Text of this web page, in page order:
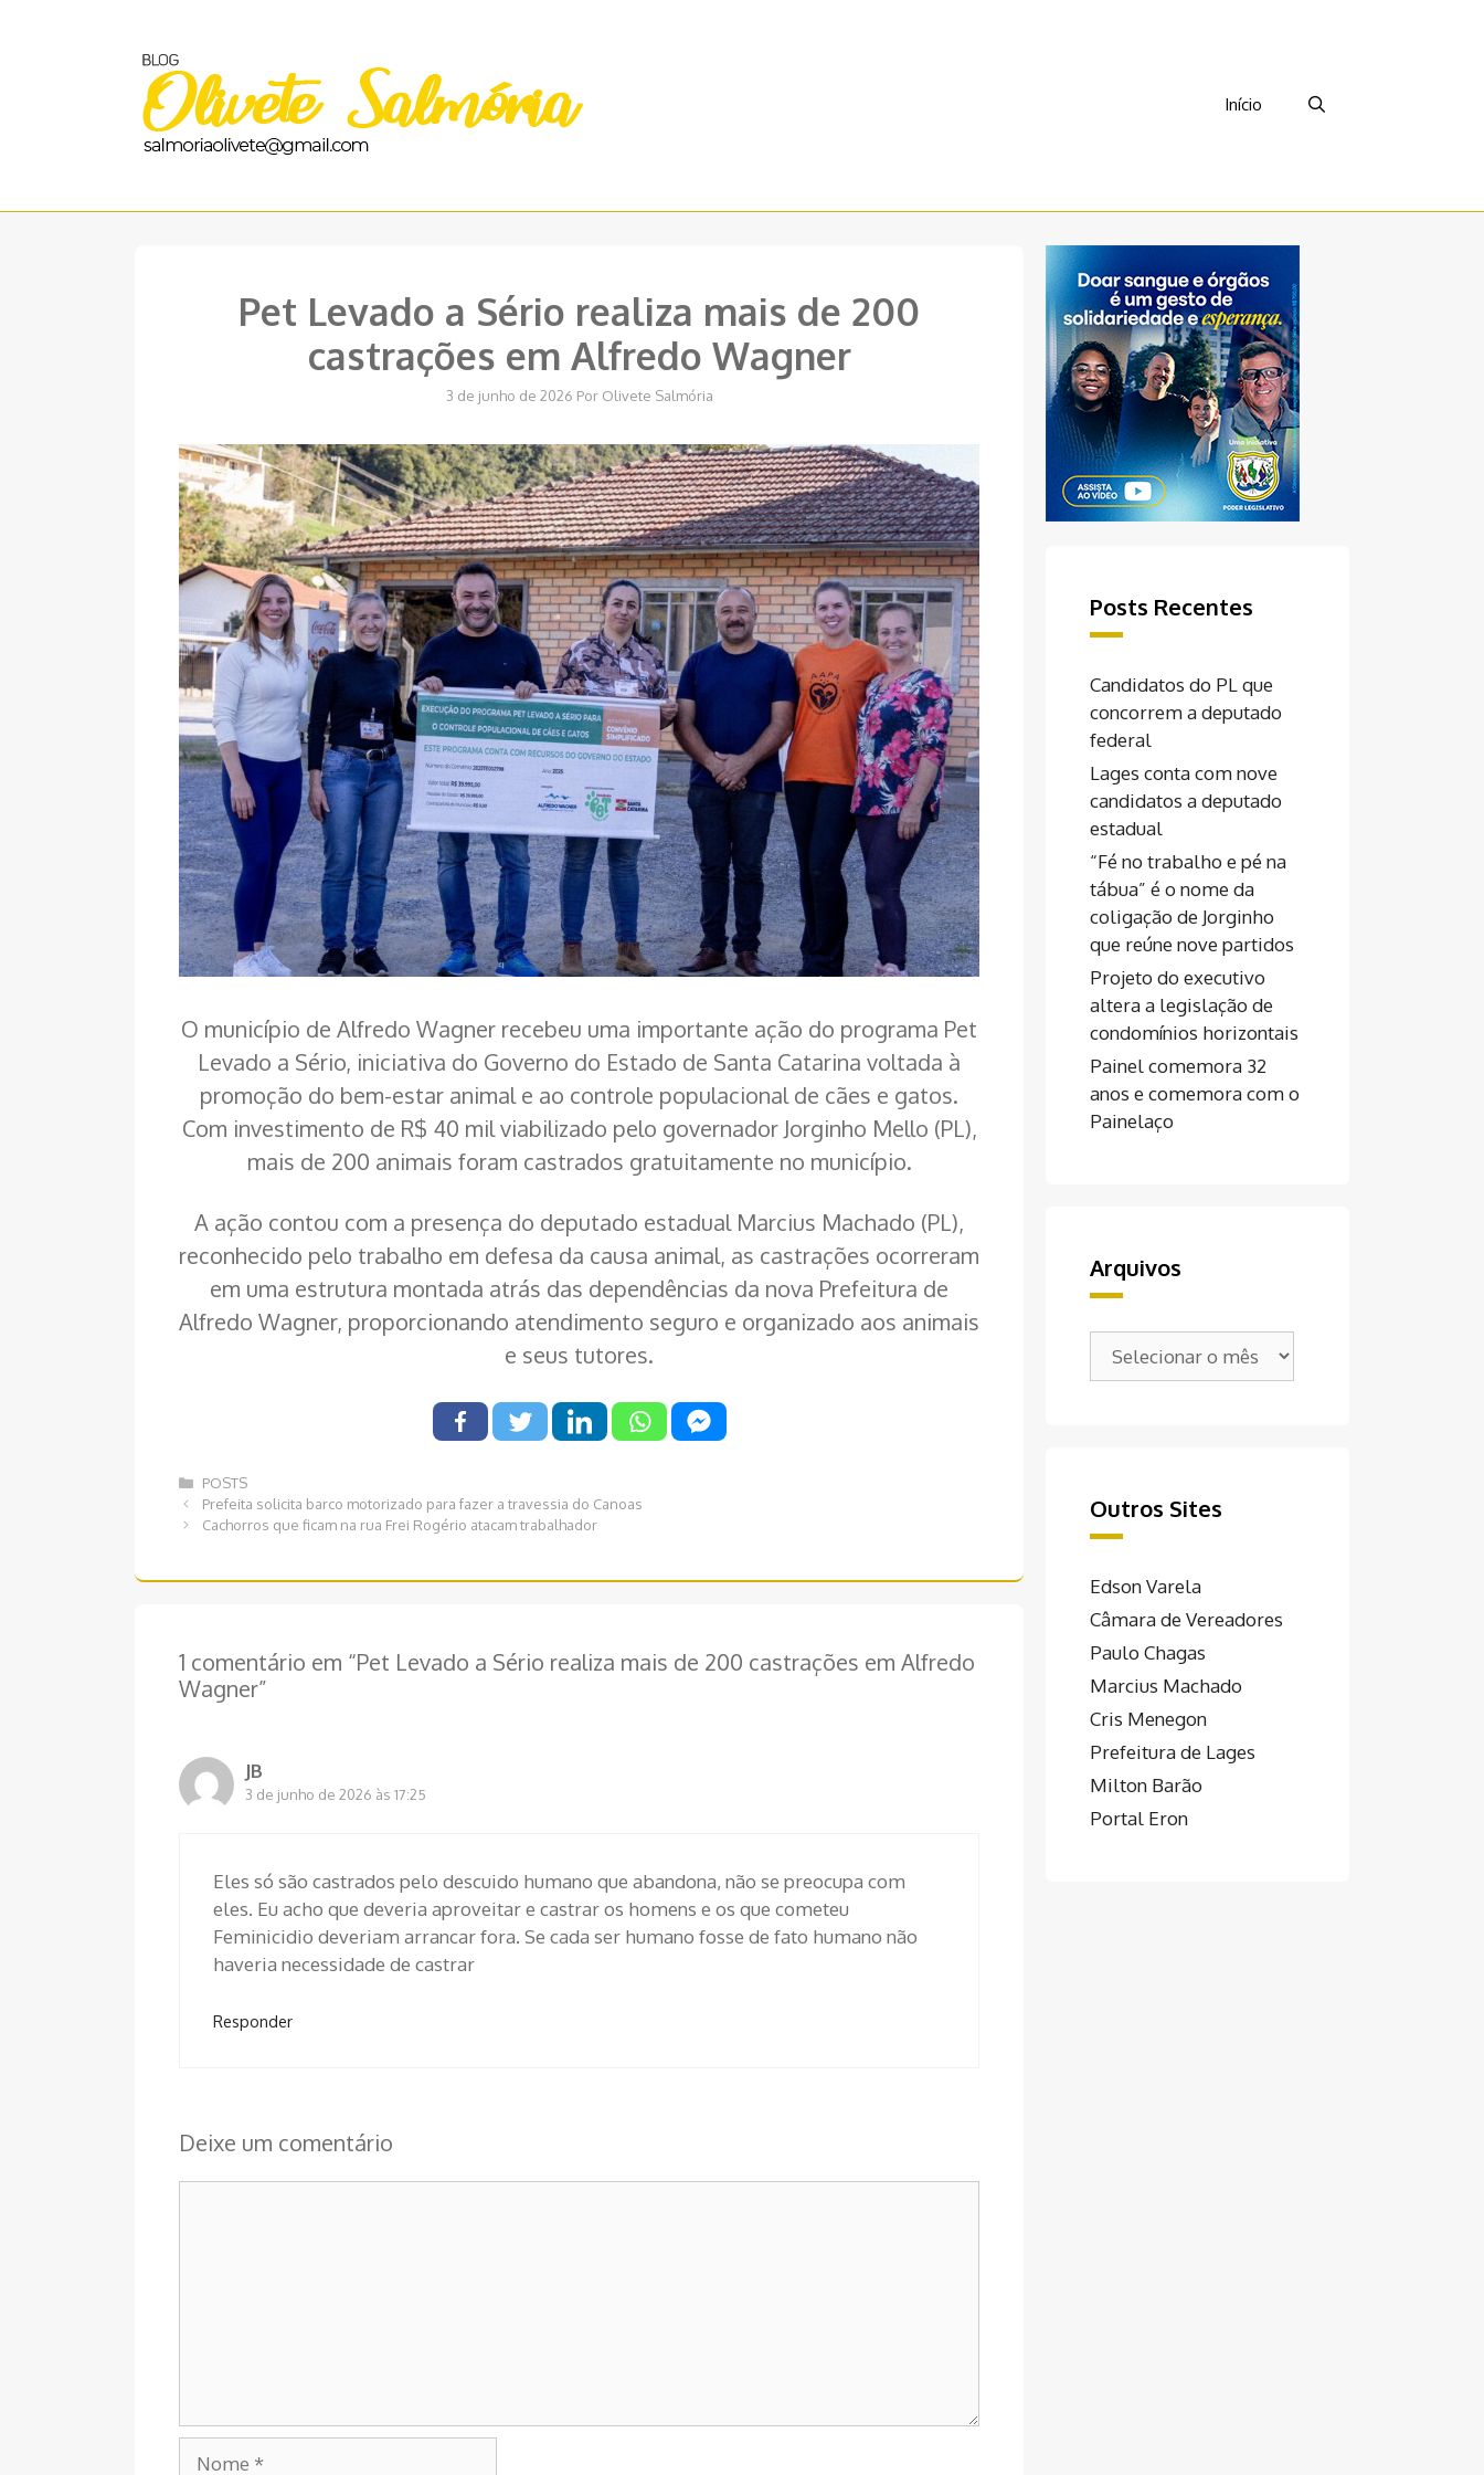
Início
Pet Levado a Sério realiza mais de 200
castrações em Alfredo Wagner
3 de junho de 2026 Por Olivete Salmória
O município de Alfredo Wagner recebeu uma importante ação do programa Pet
Levado a Sério, iniciativa do Governo do Estado de Santa Catarina voltada à
promoção do bem-estar animal e ao controle populacional de cães e gatos.
Com investimento de R$ 40 mil viabilizado pelo governador Jorginho Mello (PL),
mais de 200 animais foram castrados gratuitamente no município.
A ação contou com a presença do deputado estadual Marcius Machado (PL),
reconhecido pelo trabalho em defesa da causa animal, as castrações ocorreram
em uma estrutura montada atrás das dependências da nova Prefeitura de
Alfredo Wagner, proporcionando atendimento seguro e organizado aos animais
e seus tutores.
Categorias
POSTS
Navegação
de
Prefeita solicita barco motorizado para fazer a travessia do Canoas
Cachorros que ficam na rua Frei Rogério atacam trabalhador
1 comentário em “Pet Levado a Sério realiza mais de 200 castrações em Alfredo
Wagner”
JB
3 de junho de 2026 às 17:25
Eles só são castrados pelo descuido humano que abandona, não se preocupa com
eles. Eu acho que deveria aproveitar e castrar os homens e os que cometeu
Feminicidio deveriam arrancar fora. Se cada ser humano fosse de fato humano não
haveria necessidade de castrar
Responder
Deixe um comentário
Posts Recentes
Candidatos do PL que
concorrem a deputado
federal
Lages conta com nove
candidatos a deputado
estadual
“Fé no trabalho e pé na
tábua” é o nome da
coligação de Jorginho
que reúne nove partidos
Projeto do executivo
altera a legislação de
condomínios horizontais
Painel comemora 32
anos e comemora com o
Painelaço
Arquivos
Outros Sites
Edson Varela
Câmara de Vereadores
Paulo Chagas
Marcius Machado
Cris Menegon
Prefeitura de Lages
Milton Barão
Portal Eron